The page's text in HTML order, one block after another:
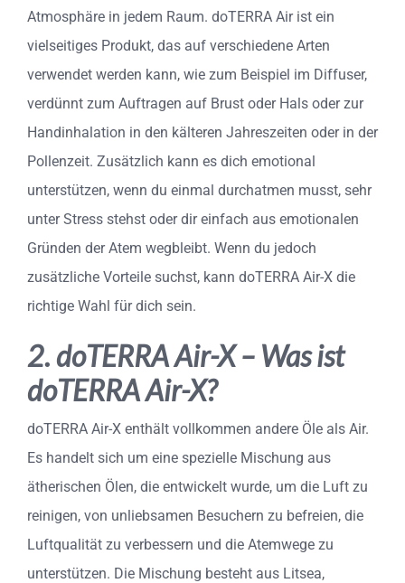
Atmosphäre in jedem Raum. doTERRA Air ist ein
vielseitiges Produkt, das auf verschiedene Arten
verwendet werden kann, wie zum Beispiel im Diffuser,
verdünnt zum Auftragen auf Brust oder Hals oder zur
Handinhalation in den kälteren Jahreszeiten oder in der
Pollenzeit. Zusätzlich kann es dich emotional
unterstützen, wenn du einmal durchatmen musst, sehr
unter Stress stehst oder dir einfach aus emotionalen
Gründen der Atem wegbleibt. Wenn du jedoch
zusätzliche Vorteile suchst, kann doTERRA Air-X die
richtige Wahl für dich sein.
2. doTERRA Air-X – Was ist
doTERRA Air-X?
doTERRA Air-X enthält vollkommen andere Öle als Air.
Es handelt sich um eine spezielle Mischung aus
ätherischen Ölen, die entwickelt wurde, um die Luft zu
reinigen, von unliebsamen Besuchern zu befreien, die
Luftqualität zu verbessern und die Atemwege zu
unterstützen. Die Mischung besteht aus Litsea,